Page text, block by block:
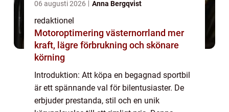
06 augusti 2026 Anna Bergqvist
redaktionel
Motoroptimering västernorrland mer
kraft, lägre förbrukning och skönare
körning
Introduktion: Att köpa en begagnad sportbil
är ett spännande val för bilentusiaster. De
erbjuder prestanda, stil och en unik